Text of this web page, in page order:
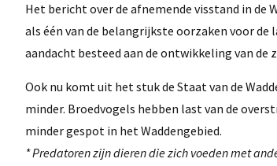
Het bericht over de afnemende visstand in de
als één van de belangrijkste oorzaken voor de
aandacht besteed aan de ontwikkeling van
Ook nu komt uit het stuk de Staat van de
minder. Broedvogels hebben last van de
minder gespot in het Waddengebied.
* Predatoren zijn dieren die zich voeden met